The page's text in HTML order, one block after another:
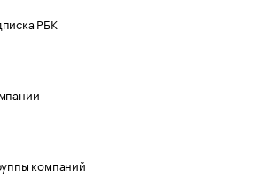
РБК
компаний